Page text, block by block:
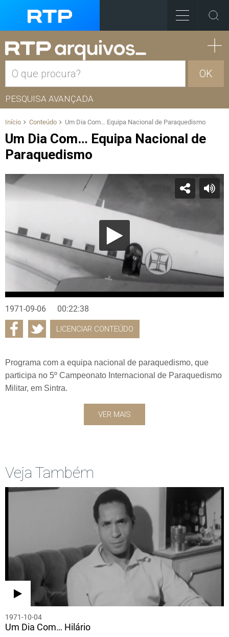
OK
PESQUISA AVANÇADA
Início Conteúdo Um Dia Com… Equipa Nacional de Paraquedismo
Um Dia Com… Equipa Nacional de
Paraquedismo
1971-09-06 00:22:38
LICENCIAR CONTEÚDO
Programa com a equipa nacional de paraquedismo, que
participa no 5º Campeonato Internacional de Paraquedismo
Militar, em Sintra.
VER MAIS
Veja Também
1971-10-04
Um Dia Com… Hilário